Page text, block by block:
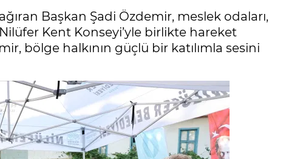
Başkan Şadi Özdemir, meslek odaları,
Kent Konseyi’yle birlikte hareket
bölge halkının güçlü bir katılımla sesini